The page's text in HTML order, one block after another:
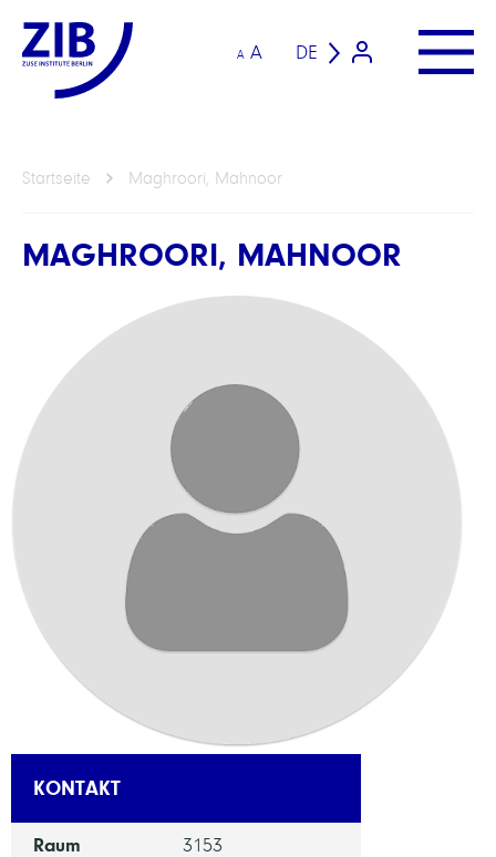
A A DE
Startseite Maghroori, Mahnoor
MAGHROORI, MAHNOOR
KONTAKT
Raum 3153